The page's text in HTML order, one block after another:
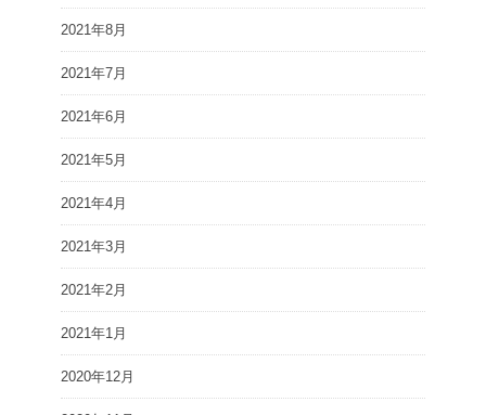
2021年8月
2021年7月
2021年6月
2021年5月
2021年4月
2021年3月
2021年2月
2021年1月
2020年12月